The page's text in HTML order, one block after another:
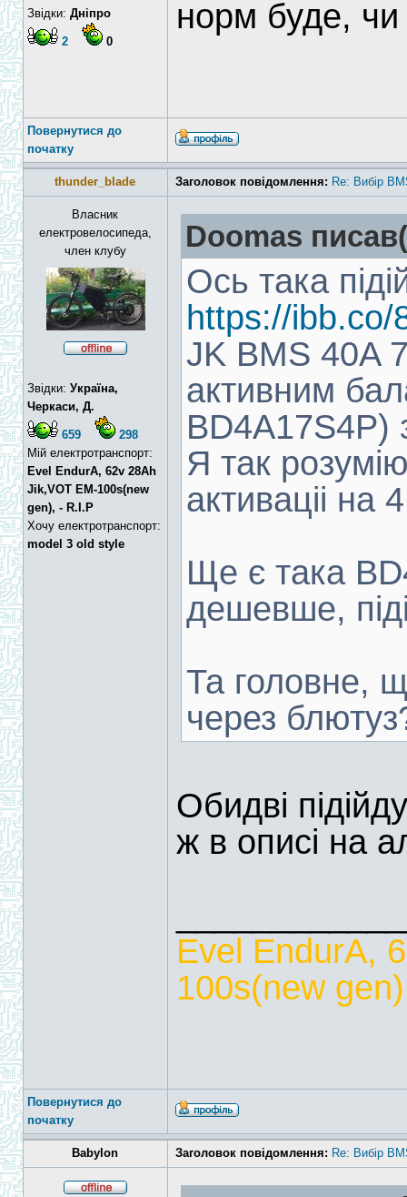
Звідки: Дніпро
2 0
норм буде,
Повернутися до
початку
thunder_blade Заголовок повідомлення: Re: Вибір
Власник
електровелосипеда,
член клубу
Звідки: Україна,
Черкаси, Д.
659
298
Мій електротранспорт:
Evel EndurA, 62v 28Ah
Jik,VOT EM-100s(new
gen), - R.I.P
Хочу електротранспорт:
model 3 old style
Doomas
Ось така
https://ibb.co/
JK BMS 40A
активним
BD4A17S4P)
Я так
активаціі на
Ще є така
дешевше,
Та головне,
через
Обидві
ж в описі на
Evel EndurA,
100s(new
Повернутися до
початку
Babylon Заголовок повідомлення: Re: Вибір